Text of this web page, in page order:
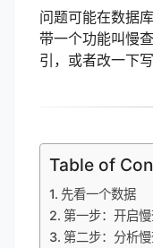
问题可能在数据
带一个功能叫慢
引，或者改一下
Table of
先看一个数据
第一步：开启
第二步：分析